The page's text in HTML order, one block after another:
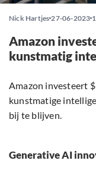
Nick Hartjes 27-06-2023
Amazon
kunstmatig
Amazon investeert
kunstmatige
bij te blijven.
Generative AI